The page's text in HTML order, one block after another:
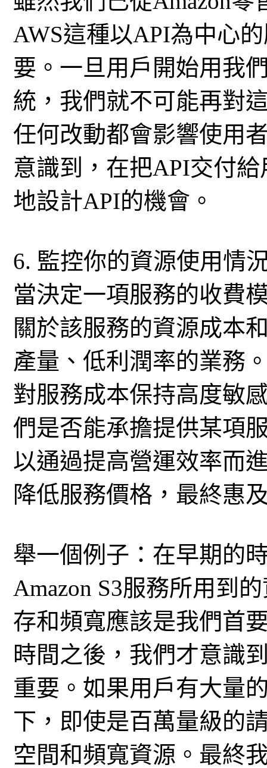
AWS這種以API為中心
要。一旦用戶開始用我
統，我們就不可能再對
任何改動都會影響使用
意識到，在把API交付
地設計API的機會。
6. 監控你的資源使用情
當決定一項服務的收費
關於該服務的資源成本
產量、低利潤率的業務
對服務成本保持高度敏
們是否能承擔提供某項
以通過提高營運效率而
降低服務價格，最終惠
舉一個例子：在早期的
Amazon S3服務所用到
存和頻寬應該是我們首
時間之後，我們才意識
重要。如果用戶有大量
下，即使是百萬量級的
空間和頻寬資源。最終